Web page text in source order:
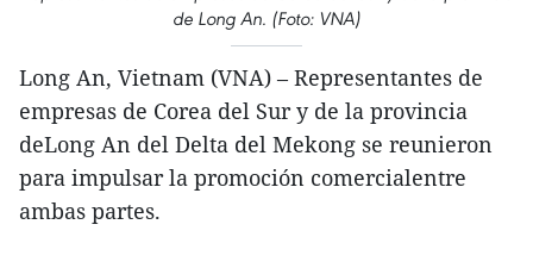
de Long An. (Foto: VNA)
Long An, Vietnam (VNA) – Representantes de
empresas de Corea del Sur y de la provincia
deLong An del Delta del Mekong se reunieron
para impulsar la promoción comercialentre
ambas partes.